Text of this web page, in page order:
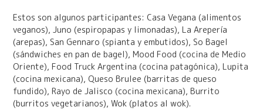
Estos son algunos participantes: Casa Vegana (alimentos
veganos), Juno (espiropapas y limonadas), La Arepería
(arepas), San Gennaro (spianta y embutidos), So Bagel
(sándwiches en pan de bagel), Mood Food (cocina de Medio
Oriente), Food Truck Argentina (cocina patagónica), Lupita
(cocina mexicana), Queso Brulee (barritas de queso
fundido), Rayo de Jalisco (cocina mexicana), Burrito
(burritos vegetarianos), Wok (platos al wok).